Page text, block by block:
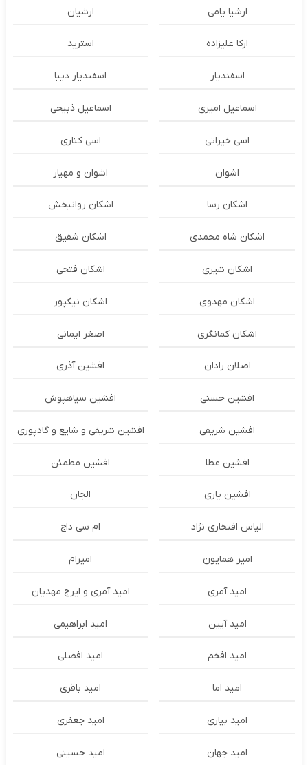
ارشیا یامی ارشیان
ارکا علیزاده استرید
اسفندیار اسفندیار دیبا
اسماعیل امیری اسماعیل ذبیحی
اسی خیراتی اسی کناری
اشوان اشوان و مهیار
اشکان رسا اشکان روانبخش
اشکان شاه محمدی اشکان شفیق
اشکان شیری اشکان فتحی
اشکان مهدوی اشکان نیکپور
اشکان‌ کمانگری اصغر ایمانی
اصلان رادان افشین آذری
افشین حسنی افشین سیاهپوش
افشین شریفی افشین شریفی و شایع و گادپوری
افشین عطا افشین مطمئن
افشین یاری الجان
الیاس افتخاری نژاد ام سی داج
امير همايون اميرام
امید آمری امید آمری و ایرج مهدیان
امید آیین امید ابراهیمی
امید افخم امید افضلی
امید اما امید باقری
امید بیاری امید جعفری
امید جهان امید حسینی